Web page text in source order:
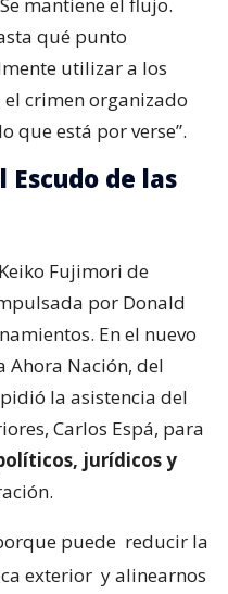
mantiene el flujo.
qué punto
utilizar a los
crimen organizado
que está por verse”.
Escudo de las
Fujimori de
por Donald
En el nuevo
Ahora Nación, del
la asistencia del
Carlos Espá, para
jurídicos y
puede reducir la
exterior y alinearnos